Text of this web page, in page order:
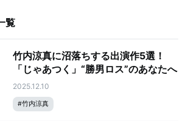
覧
竹内涼真に沼落ちする出演作5選！
「じゃあつく」“勝男ロス”のあなたへ
2025.12.10
#竹内涼真